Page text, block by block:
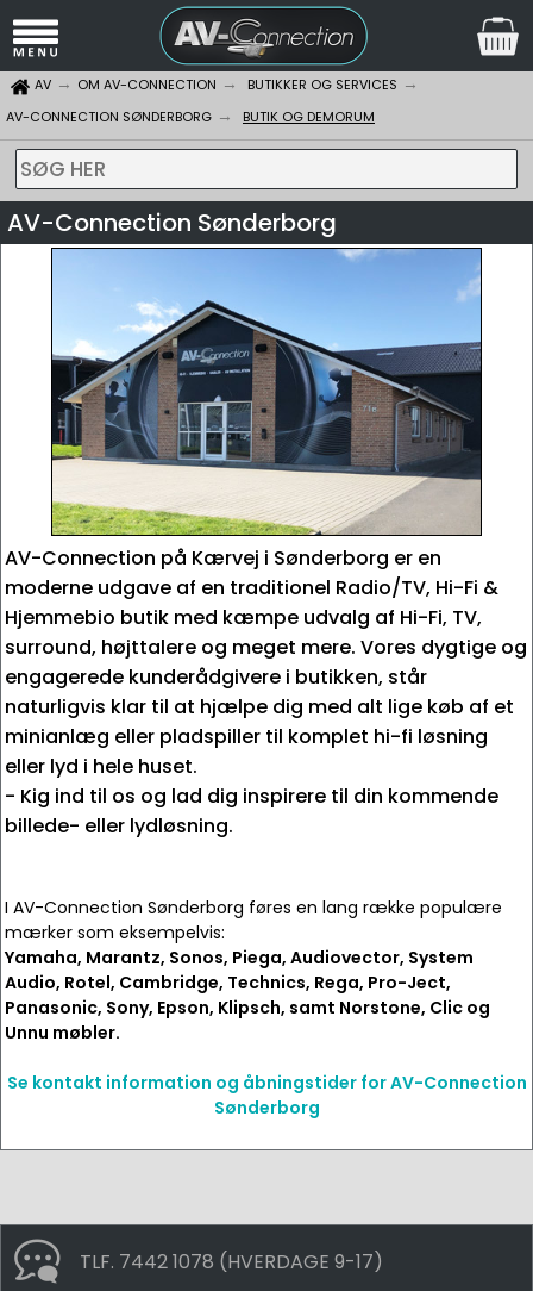
AV OM AV-CONNECTION
BUTIKKER OG SERVICES
AV-CONNECTION SØNDERBORG
BUTIK OG DEMORUM
SØG HER
AV-Connection Sønderborg
AV-Connection på Kærvej i Sønderborg er en
moderne udgave af en traditionel Radio/TV, Hi-Fi &
Hjemmebio butik med kæmpe udvalg af Hi-Fi, TV,
surround, højttalere og meget mere. Vores dygtige og
engagerede kunderådgivere i butikken, står
naturligvis klar til at hjælpe dig med alt lige køb af et
minianlæg eller pladspiller til komplet hi-fi løsning
eller lyd i hele huset.
- Kig ind til os og lad dig inspirere til din kommende
billede- eller lydløsning.
I AV-Connection Sønderborg føres en lang række populære
mærker som eksempelvis:
Yamaha, Marantz, Sonos, Piega, Audiovector, System
Audio, Rotel, Cambridge, Technics, Rega, Pro-Ject,
Panasonic, Sony, Epson, Klipsch, samt Norstone, Clic og
Unnu møbler.
Se kontakt information og åbningstider for AV-Connection
Sønderborg
TLF. 7442 1078 (HVERDAGE 9-17)